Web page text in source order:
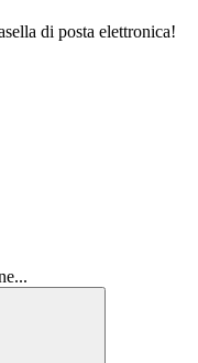
di posta elettronica!